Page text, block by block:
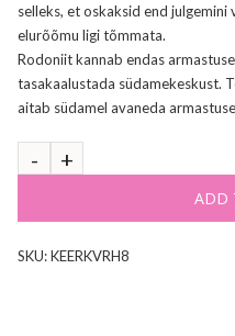
selleks, et oskaksid end julgemini
elurõõmu ligi tõmmata.
Rodoniit kannab endas
tasakaalustada südamekeskust.
aitab südamel avaneda
ADD
SKU:KEERKVRH8